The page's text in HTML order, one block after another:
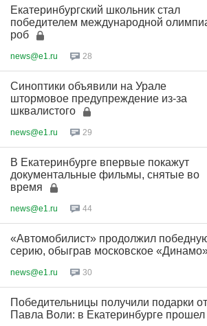
Екатеринбургский школьник стал
победителем международной
роб
news@e1.ru 28
Синоптики объявили на Урале
штормовое предупреждение из-за
шквалистого
news@e1.ru 29
В Екатеринбурге впервые покажут
документальные фильмы, снятые во
время
news@e1.ru 44
«Автомобилист» продолжил
серию, обыграв московское
news@e1.ru 30
Победительницы получили подарки от
Павла Воли: в Екатеринбурге прошел